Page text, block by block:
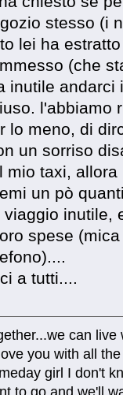
stesso (i
lei ha
(che
inutile andarci
l'abbiamo
lo meno, di
un sorriso
mio taxi,
un pò
viaggio inutile,
spese
a tutti....
can live
you with all
girl I don't
to go and we'll